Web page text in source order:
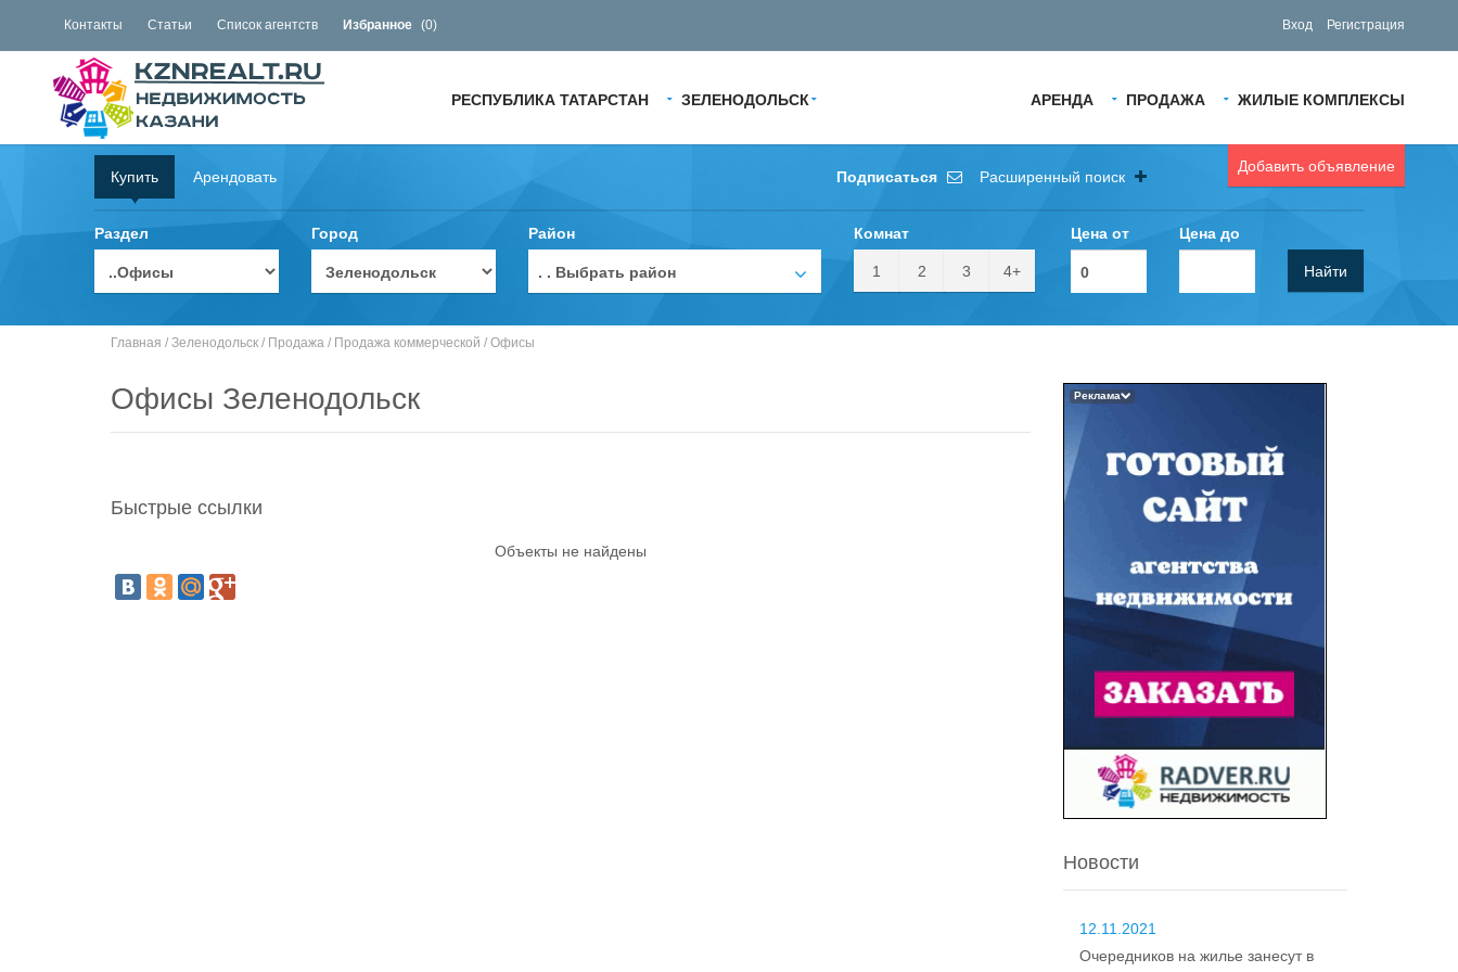
Контакты Статьи Список агентств Избранное (0) Вход Регистрация
АРЕНДА ПРОДАЖА ЖИЛЫЕ КОМПЛЕКСЫ
РЕСПУБЛИКА ТАТАРСТАН ЗЕЛЕНОДОЛЬСК
Добавить объявление
Купить Арендовать Подписаться Расширенный поиск
Раздел Город Район
. . Выбрать район
Комнат
1 2 3 4+
Цена от Цена до
Найти
Главная / Зеленодольск / Продажа / Продажа коммерческой / Офисы
Офисы Зеленодольск
Быстрые ссылки
Объекты не найдены
Реклама
Новости
12.11.2021
Очередников на жилье занесут в